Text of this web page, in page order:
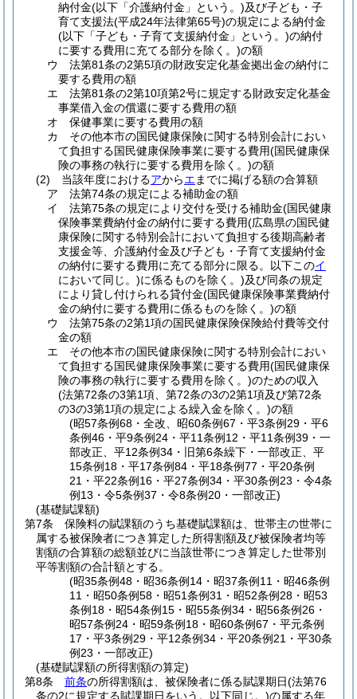
納付金(以下「介護納付金」という。)及び子ども・子
育て支援法(平成24年法律第65号)の規定による納付金
(以下「子ども・子育て支援納付金」という。)の納付
に要する費用に充てる部分を除く。)の額
ウ
法第81条の2第5項の財政安定化基金拠出金の納付に
要する費用の額
エ
法第81条の2第10項第2号に規定する財政安定化基金
事業借入金の償還に要する費用の額
オ
保健事業に要する費用の額
カ
その他本市の国民健康保険に関する特別会計におい
て負担する国民健康保険事業に要する費用(国民健康保
険の事務の執行に要する費用を除く。)の額
(2)
当該年度におけるアからエ までに掲げる額の合算額
ア
法第74条の規定による補助金の額
イ
法第75条の規定により交付を受ける補助金(国民健康
保険事業費納付金の納付に要する費用(広島県の国民健
康保険に関する特別会計において負担する後期高齢者
支援金等、介護納付金及び子ども・子育て支援納付金
の納付に要する費用に充てる部分に限る。以下このイ
において同じ。)に係るものを除く。)及び同条の規定
により貸し付けられる貸付金(国民健康保険事業費納付
金の納付に要する費用に係るものを除く。)の額
ウ
法第75条の2第1項の国民健康保険保険給付費等交付
金の額
エ
その他本市の国民健康保険に関する特別会計におい
て負担する国民健康保険事業に要する費用(国民健康保
険の事務の執行に要する費用を除く。)のための収入
(法第72条の3第1項、第72条の3の2第1項及び第72条
の3の3第1項の規定による繰入金を除く。)の額
(昭57条例68・全改、昭60条例67・平3条例29・平6
条例46・平9条例24・平11条例12・平11条例39・一
部改正、平12条例34・旧第6条繰下・一部改正、平
15条例18・平17条例84・平18条例77・平20条例
21・平22条例16・平27条例34・平30条例23・令4条
例13・令5条例37・令8条例20・一部改正)
(基礎賦課額)
第7条
保険料の賦課額のうち基礎賦課額は、世帯主の世帯に
属する被保険者につき算定した所得割額及び被保険者均等
割額の合算額の総額並びに当該世帯につき算定した世帯別
平等割額の合計額とする。
(昭35条例48・昭36条例14・昭37条例11・昭46条例
11・昭50条例58・昭51条例31・昭52条例28・昭53
条例18・昭54条例15・昭55条例34・昭56条例26・
昭57条例24・昭59条例18・昭60条例67・平元条例
17・平3条例29・平12条例34・平20条例21・平30条
例23・一部改正)
(基礎賦課額の所得割額の算定)
第8条
前条の所得割額は、被保険者に係る賦課期日(法第76
条の2に規定する賦課期日をいう。以下同じ。)の属する年